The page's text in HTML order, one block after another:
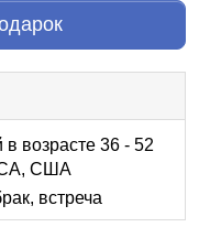
возрасте 36 - 52
США
встреча